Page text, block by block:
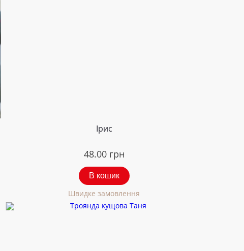
Ірис
48.00 грн
В кошик
Швидке замовлення